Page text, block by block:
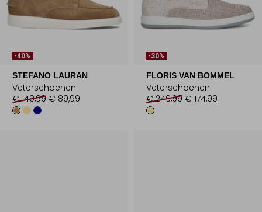
-40%
STEFANO LAURAN
Veterschoenen
€ 149,99 € 89,99
-30%
FLORIS VAN BOMMEL
Veterschoenen
€ 249,99 € 174,99